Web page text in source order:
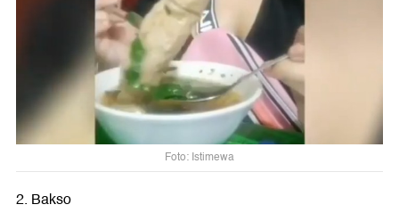
Foto: Istimewa
2. Bakso